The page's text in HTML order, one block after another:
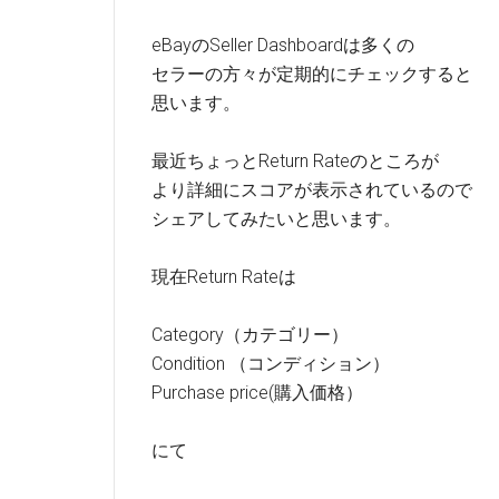
eBayのSeller Dashboardは多くの
セラーの方々が定期的にチェックすると
思います。
最近ちょっとReturn Rateのところが
より詳細にスコアが表示されているので
シェアしてみたいと思います。
現在Return Rateは
Category（カテゴリー）
Condition （コンディション）
Purchase price(購入価格）
にて